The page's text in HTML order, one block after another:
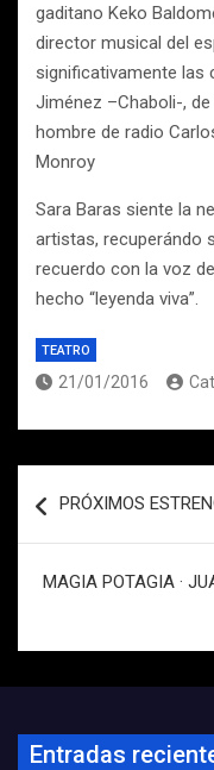
gaditano Keko
director musical del
significativamente las
Jiménez –Chaboli-,
hombre de radio
Monroy
Sara Baras siente la
artistas, recuperándo
recuerdo con la voz
hecho “leyenda viva”.
TEATRO
21/01/2016
de
PRÓXIMOS
MAGIA POTAGIA ·
Entradas